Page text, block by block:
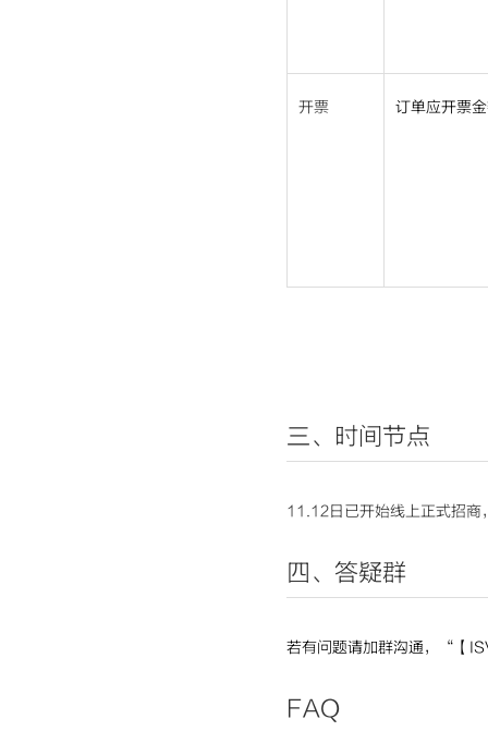
开票 订单应开票
三、时间节点
11.12日已开始线上正式招商
四、答疑群
若有问题请加群沟通，“【
FAQ